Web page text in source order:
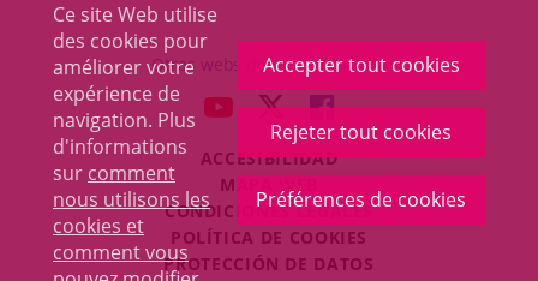
Ce site Web utilise
des cookies pour
améliorer votre
expérience de
navigation. Plus
d'informations
sur comment
nous utilisons les
cookies et
comment vous
Accepter tout cookies
Rejeter tout cookies
Préférences de cookies
una
ventana
nueva.
externa.
Otras webs del ayuntamiento
ENLACE
UNA
APLICACIÓN
EXTERNA.
ENLACE
A
UNA
APLICACIÓN
EXTERNA.
ENLACE
A
UNA
APLICACIÓN
EXTERNA.
ACCESIBILIDAD
MAPA WEB
CONDICIONES LEGALES
POLÍTICA DE COOKIES
PROTECCIÓN DE DATOS